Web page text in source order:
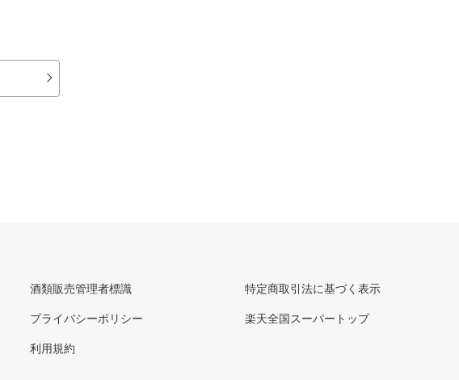
酒類販売管理者標識
プライバシーポリシー
利用規約
特定商取引法に基づく表示
楽天全国スーパートップ